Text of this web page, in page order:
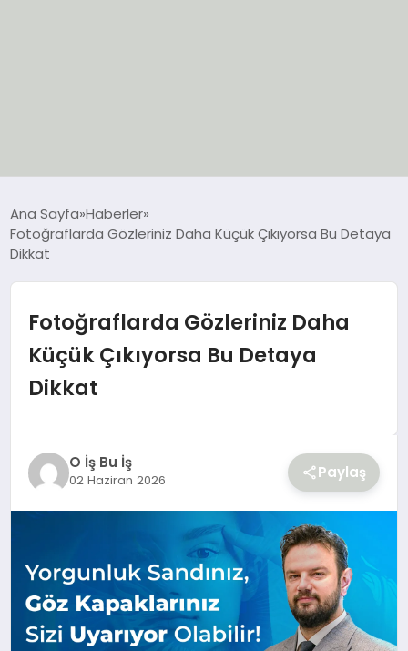
EKONOMİ
SPOR
Ana Sayfa Haberler
Fotoğraflarda Gözleriniz Daha Küçük Çıkıyorsa Bu Detaya
Dikkat
Fotoğraflarda Gözleriniz Daha
Küçük Çıkıyorsa Bu Detaya
Dikkat
O İş Bu İş
02 Haziran 2026 Paylaş